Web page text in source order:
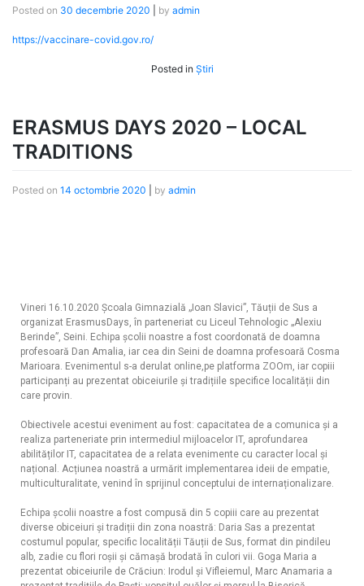
Posted on 30 decembrie 2020 by admin
https://vaccinare-covid.gov.ro/
Posted in Știri
ERASMUS DAYS 2020 – LOCAL
TRADITIONS
Posted on 14 octombrie 2020 by admin
Vineri 16.10.2020 Școala Gimnazială „Ioan Slavici”, Tăuții de Sus a
organizat ErasmusDays, în parteneriat cu Liceul Tehnologic „Alexiu
Berinde”, Seini. Echipa școlii noastre a fost coordonată de doamna
profesoară Dan Amalia, iar cea din Seini de doamna profesoară Cosma
Marioara. Evenimentul s-a derulat online,pe platforma ZOOm, iar copiii
participanți au prezentat obiceiurile și tradițiile specifice localității din
care provin.
Obiectivele acestui eveniment au fost: capacitatea de a comunica și a
realiza parteneriate prin intermediul mijloacelor IT, aprofundarea
abilităților IT, capacitatea de a relata evenimente cu caracter local și
național. Acțiunea noastră a urmărit implementarea ideii de empatie,
multiculturalitate, venind în sprijinul conceptului de internaționalizare.
Echipa școlii noastre a fost compusă din 5 copiii care au prezentat
diverse obiceiuri și tradiții din zona noastră: Daria Sas a prezentat
costumul popular, specific localității Tăuții de Sus, format din pindileu
alb, zadie cu flori roșii și cămașă brodată în culori vii. Goga Maria a
prezentat obiceiurile de Crăciun: Irodul și Vifleiemul, Marc Anamaria a